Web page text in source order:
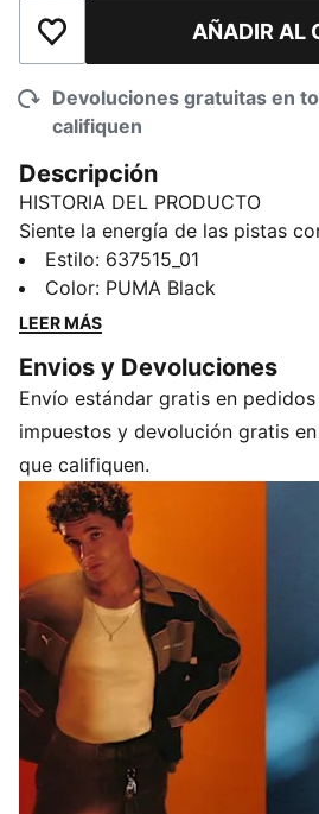
Añadir a la lista de deseos
AÑADIR AL
Devoluciones gratuitas en
califiquen
Descripción
HISTORIA DEL PRODUCTO
Siente la energía de las pistas
McLAREN MASTERCARD F1
estampa en la espalda inspirada
materiales suaves te mantienen
CARACTERÍSTICAS Y BENEFICIOS
Producto fabricado con al
reciclado
DETALLES
Corte holgado
Jersey de algodón
Cuello redondo
Manga corta
Largo: Regular
Estilo: 637515_01
Color: PUMA Black
LEER MÁS
Envios y Devoluciones
Envío estándar gratis en
impuestos y devolución gratis
que califiquen.